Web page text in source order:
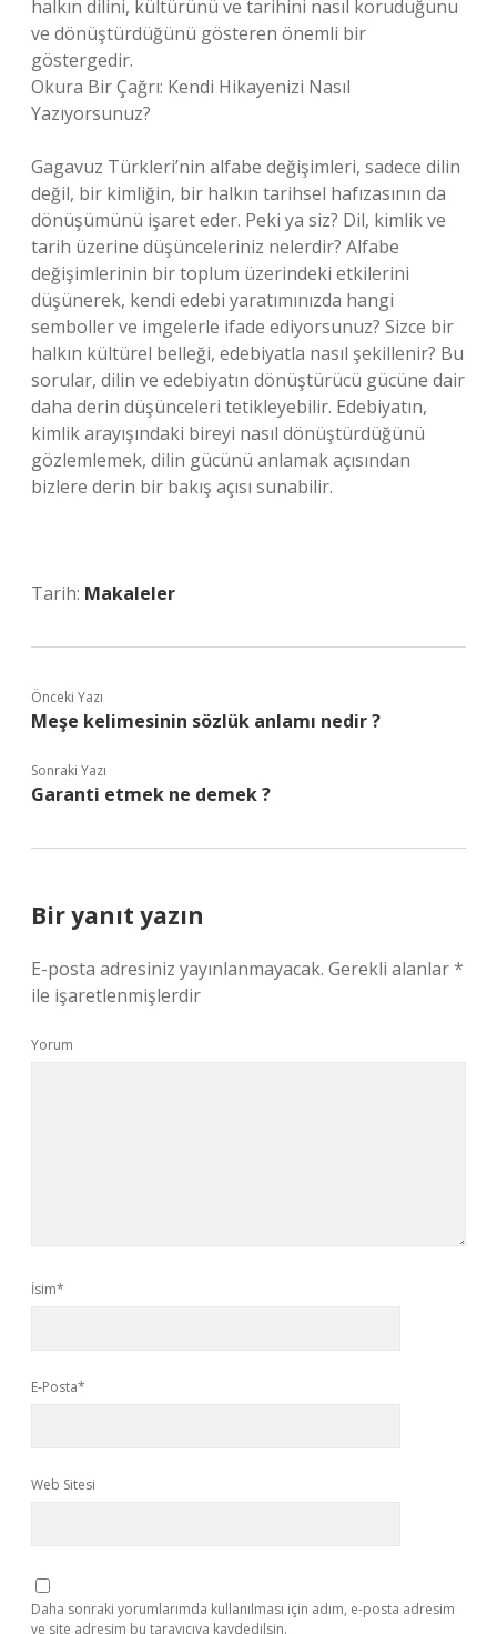
halkın dilini, kültürünü ve tarihini nasıl koruduğunu
ve dönüştürdüğünü gösteren önemli bir
göstergedir.
Okura Bir Çağrı: Kendi Hikayenizi Nasıl
Yazıyorsunuz?
Gagavuz Türkleri’nin alfabe değişimleri, sadece dilin
değil, bir kimliğin, bir halkın tarihsel hafızasının da
dönüşümünü işaret eder. Peki ya siz? Dil, kimlik ve
tarih üzerine düşünceleriniz nelerdir? Alfabe
değişimlerinin bir toplum üzerindeki etkilerini
düşünerek, kendi edebi yaratımınızda hangi
semboller ve imgelerle ifade ediyorsunuz? Sizce bir
halkın kültürel belleği, edebiyatla nasıl şekillenir? Bu
sorular, dilin ve edebiyatın dönüştürücü gücüne dair
daha derin düşünceleri tetikleyebilir. Edebiyatın,
kimlik arayışındaki bireyi nasıl dönüştürdüğünü
gözlemlemek, dilin gücünü anlamak açısından
bizlere derin bir bakış açısı sunabilir.
Tarih: Makaleler
Önceki Yazı
Meşe kelimesinin sözlük anlamı nedir ?
Sonraki Yazı
Garanti etmek ne demek ?
Bir yanıt yazın
E-posta adresiniz yayınlanmayacak. Gerekli alanlar*
ile işaretlenmişlerdir
Yorum
İsim*
E-Posta*
Web Sitesi
Daha sonraki yorumlarımda kullanılması için adım, e-posta adresim
ve site adresim bu tarayıcıya kaydedilsin.